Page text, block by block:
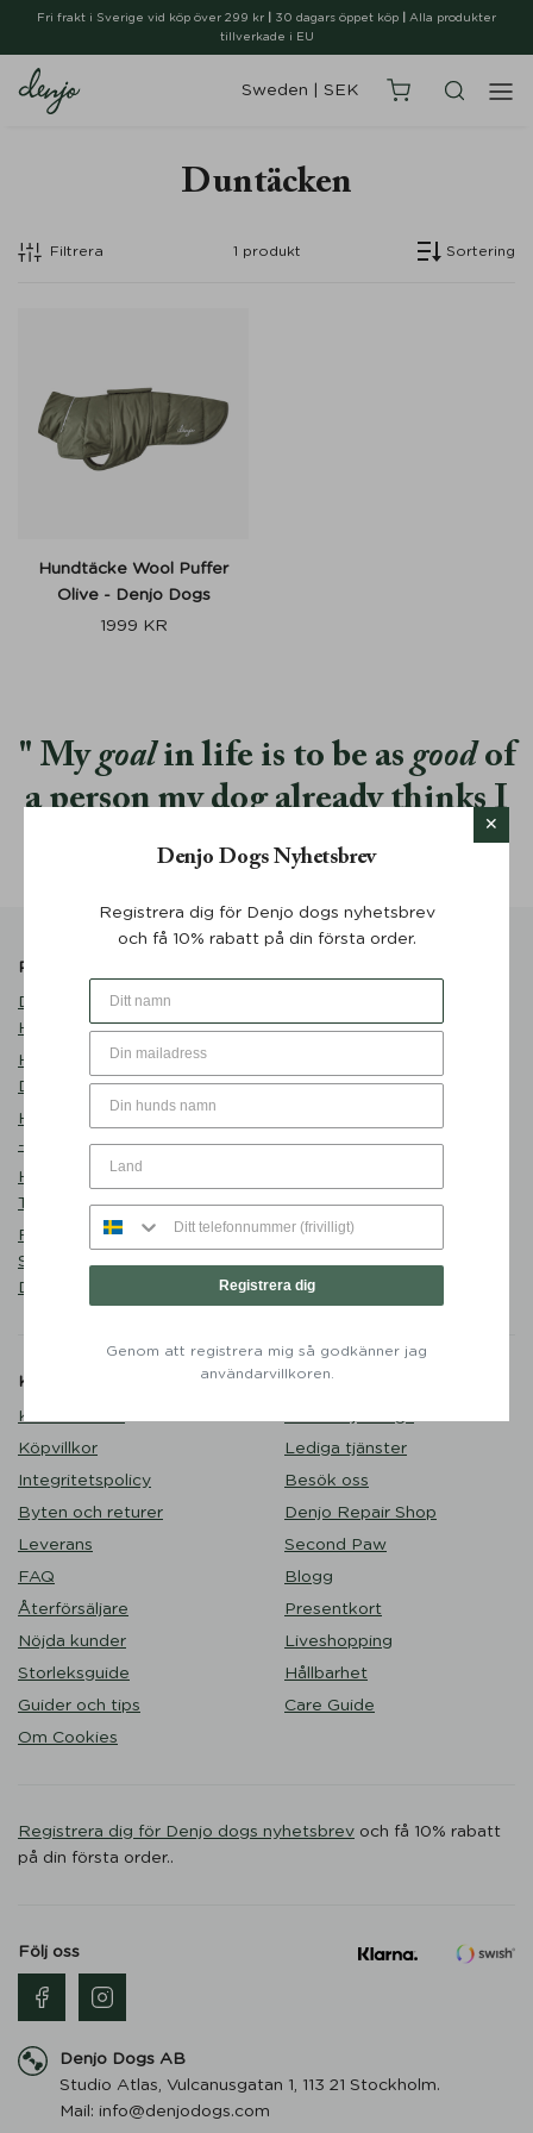
Fri frakt i Sverige vid köp över 299 kr 30 dagars öppet köp
Alla produkter
tillverkade i EU
Sweden SEK
Duntäcken
Filtrera 1 produkt Sortering
Hundtäcke Wool Puffer
Olive - Denjo Dogs
1999 KR
My goalin life is to be as goodof
a person my dog already thinks I
am.
Populära produkter
Denjo Dogs Namnbricka
Hund Mässing med Gravyr
Hundbädd Classic Nest
Desert Green - Denjo Dogs
Hundmatskål Forest Green
- Mateus x Denjo
Hundbädd Teddy Lounge
True Taupe - Denjo Dogs
Retrieverkoppel Torekov
Shimmer Green 210 cm -
Denjo Dogs
Hundkläder
Promenad
Outlet
Valp
Kundservice
Kontakta oss
Köpvillkor
Integritetspolicy
Byten och returer
Leverans
FAQ
Återförsäljare
Nöjda kunder
Storleksguide
Guider och tips
Om Cookies
Om Denjo
Lediga tjänster
Besök oss
Denjo Repair Shop
Second Paw
Blogg
Presentkort
Liveshopping
Hållbarhet
Care Guide
Registrera dig för Denjo dogs nyhetsbrev och få 10% rabatt
på din första order..
Denjo Dogs AB
Studio Atlas, Vulcanusgatan 1, 113 21 Stockholm.
Mail: info@denjodogs.com
Följ oss
Denjo Dogs Nyhetsbrev
Registrera dig för Denjo dogs nyhetsbrev
och få 10% rabatt på din första order.
Registrera dig
Genom att registrera mig så godkänner jag
användarvillkoren.